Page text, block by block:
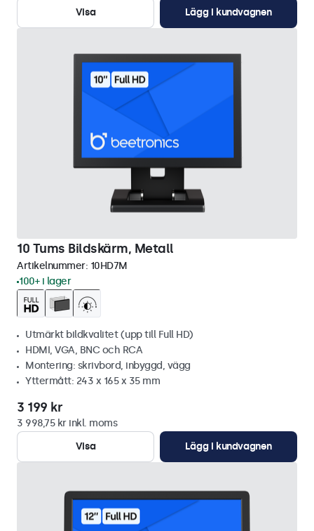
Visa Lägg i kundvagnen
10 Tums Bildskärm, Metall
Artikelnummer: 10HD7M
100+ i lager
Utmärkt bildkvalitet (upp till Full HD)
HDMI, VGA, BNC och RCA
Montering: skrivbord, inbyggd, vägg
Yttermått: 243 x 165 x 35 mm
3 199 kr
3 998,75 kr inkl. moms
Visa
Lägg i kundvagnen